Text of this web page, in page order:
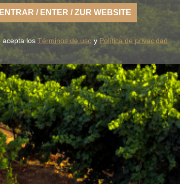
THE WINERY BLUME & GASTRO BLUME & YOU
32 24 00 contacto@pagosdelrey.com
REY -Política de privacidad-Política de cookies
ENTRAR / ENTER / ZUR WEBSITE
acepta los Términos de uso y Política de privacidad